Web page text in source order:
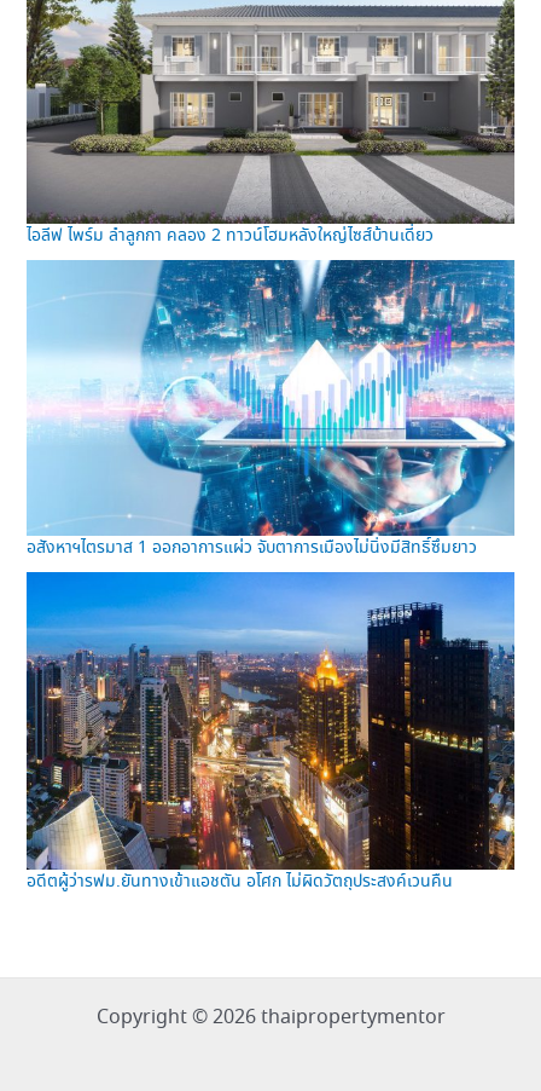
ไอลีฟ ไพร์ม ลำลูกกา คลอง 2 ทาวน์โฮมหลังใหญ่ไซส์บ้านเดี่ยว
อสังหาฯไตรมาส 1 ออกอาการแผ่ว จับตาการเมืองไม่นิ่งมีสิทธิ์ซึมยาว
อดีตผู้ว่ารฟม.ยันทางเข้าแอชตัน อโศก ไม่ผิดวัตถุประสงค์เวนคืน
Copyright © 2026 thaipropertymentor